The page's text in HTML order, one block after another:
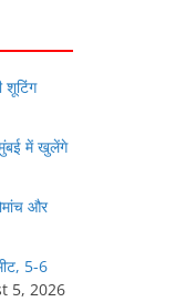
शूटिंग
मुंबई में खुलेंगे
और
5-6
5, 2026